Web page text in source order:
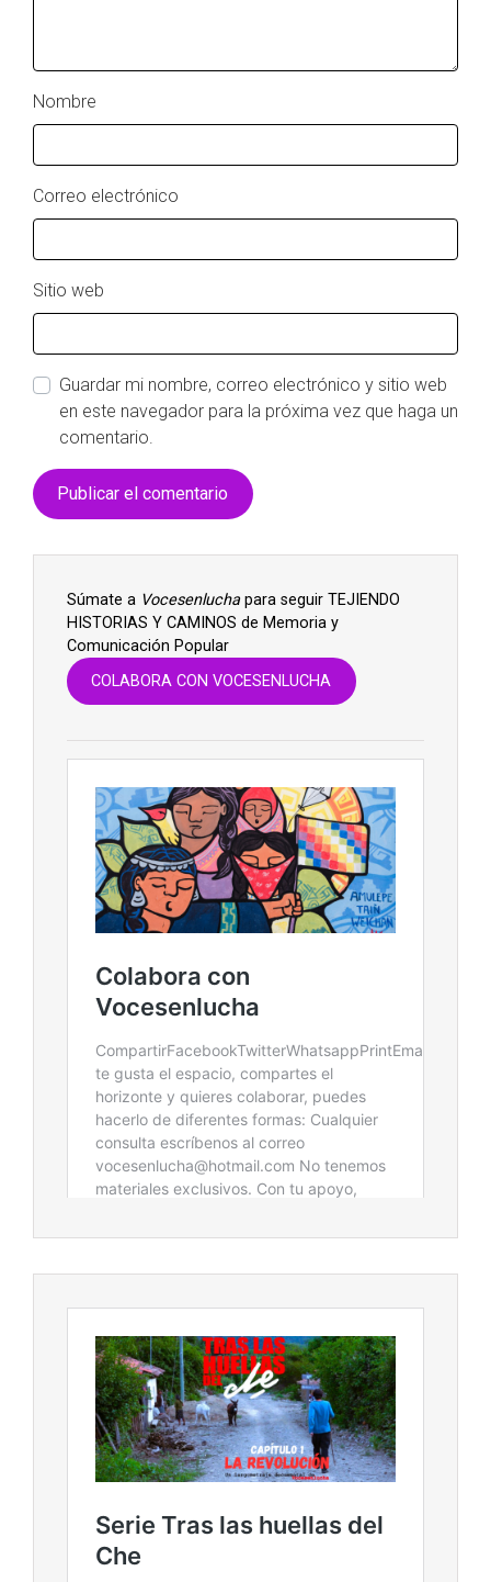
Nombre
Correo electrónico
Sitio web
Guardar mi nombre, correo electrónico y sitio web
en este navegador para la próxima vez que haga un
comentario.
Súmate a Vocesenluchapara seguir TEJIENDO
HISTORIAS Y CAMINOS de Memoria y
Comunicación Popular
COLABORA CON VOCESENLUCHA